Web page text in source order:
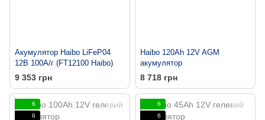
Акумулятор Haibo LiFeP04
12В 100А/г (FT12100 Haibo)
9 353 грн
Haibo 120Ah 12V AGM
акумулятор
8 718 грн
6
6
6
6